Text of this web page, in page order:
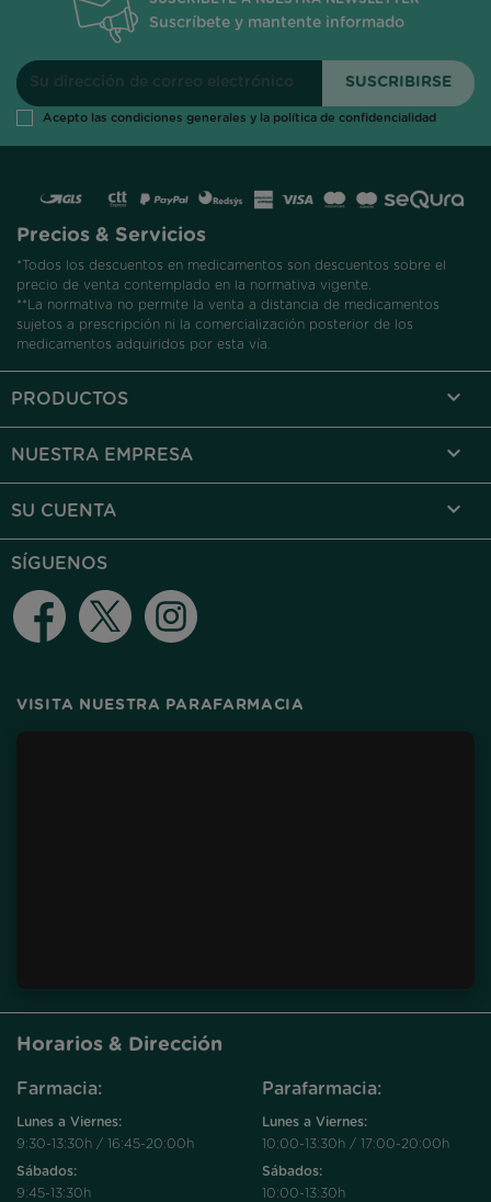
Suscríbete y mantente informado
Acepto las condiciones generales y la política de confidencialidad
Precios & Servicios
*Todos los descuentos en medicamentos son descuentos sobre el
precio de venta contemplado en la normativa vigente.
**La normativa no permite la venta a distancia de medicamentos
sujetos a prescripción ni la comercialización posterior de los
medicamentos adquiridos por esta vía.
PRODUCTOS 
NUESTRA EMPRESA 
SU CUENTA 
SÍGUENOS
Facebook Twitter
VISITA NUESTRA PARAFARMACIA
Horarios & Dirección
Farmacia:
Lunes a Viernes:
9:30-13:30h / 16:45-20:00h
Sábados:
9:45-13:30h
Parafarmacia:
Lunes a Viernes:
10:00-13:30h / 17:00-20:00h
Sábados:
10:00-13:30h